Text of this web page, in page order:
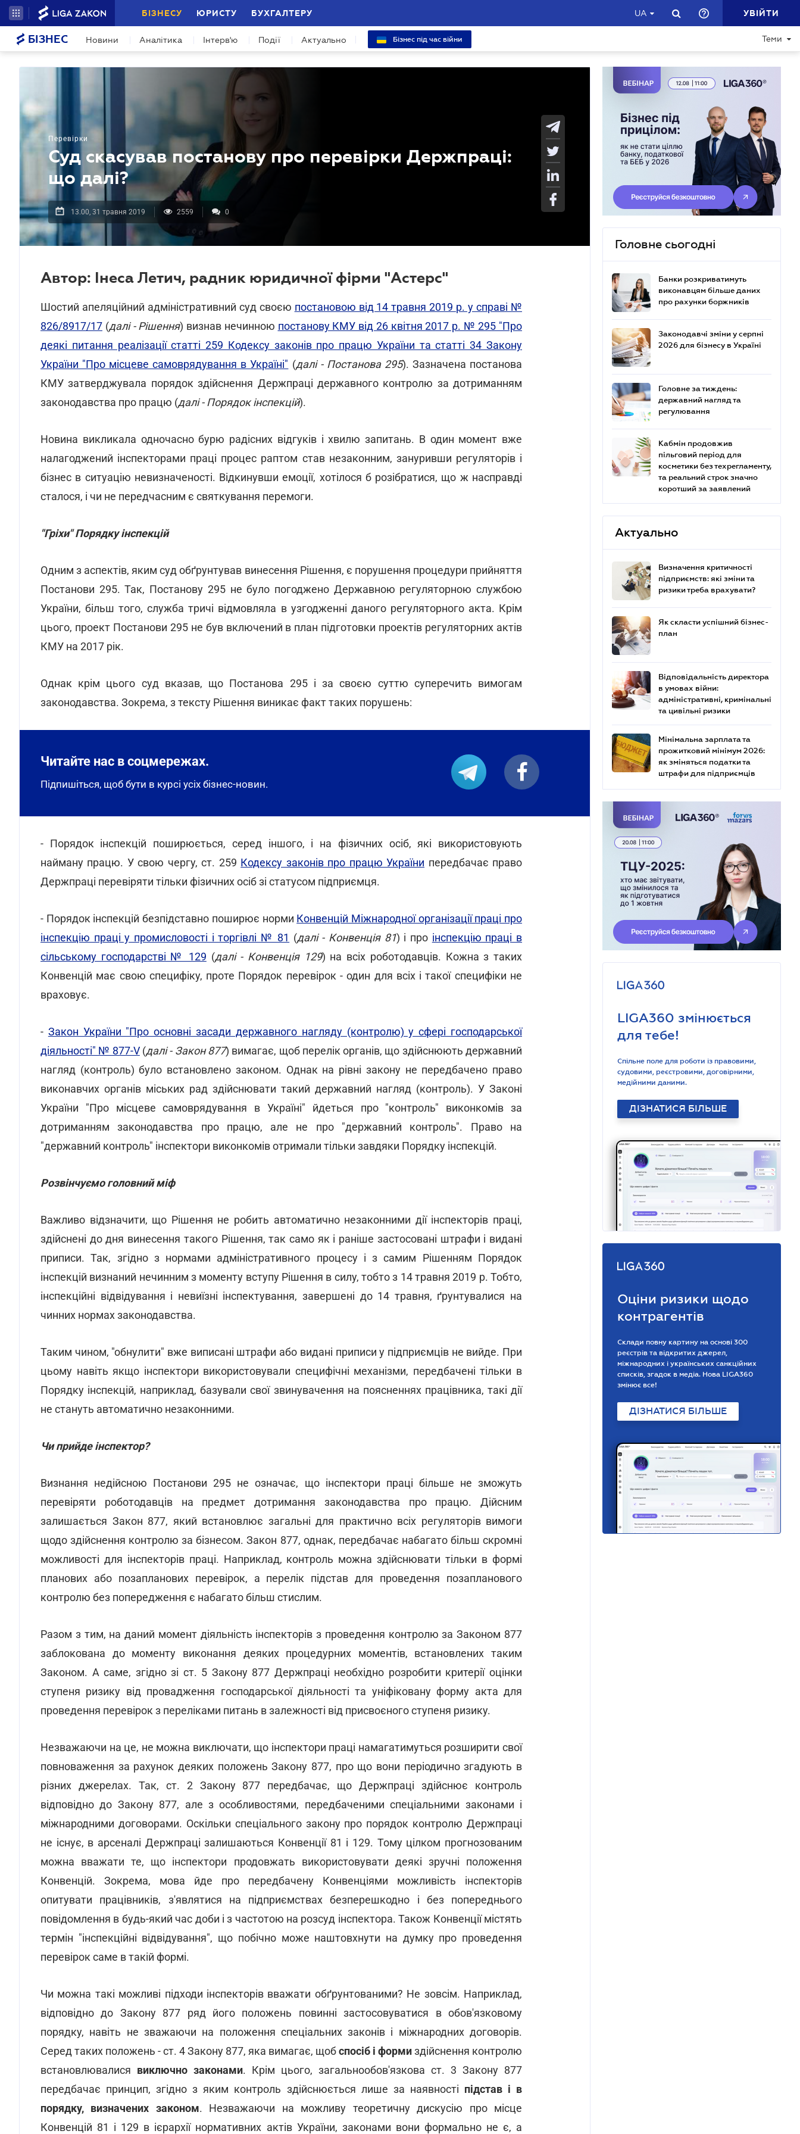
БІЗНЕСУ ЮРИСТУ БУХГАЛТЕРУ UA УВІЙТИ
БІЗНЕС Новини Аналітика Інтерв'ю Події Актуально Бізнес під час війни Теми
Перевірки
Суд скасував постанову про перевірки Держпраці:
що далі?
13.00, 31 травня 2019 2559 0
Автор: Інеса Летич, радник юридичної фірми "Астерс"
Шостий апеляційний адміністративний суд своєю постановою від 14 травня 2019 р. у справі №
826/8917/17 (далі - Рішення) визнав нечинною постанову КМУ від 26 квітня 2017 р. № 295 "Про
деякі питання реалізації статті 259 Кодексу законів про працю України та статті 34 Закону
України "Про місцеве самоврядування в Україні" (далі - Постанова 295). Зазначена постанова
КМУ затверджувала порядок здійснення Держпраці державного контролю за дотриманням
законодавства про працю (далі - Порядок інспекцій).
Новина викликала одночасно бурю радісних відгуків і хвилю запитань. В один момент вже
налагоджений інспекторами праці процес раптом став незаконним, зануривши регуляторів і
бізнес в ситуацію невизначеності. Відкинувши емоції, хотілося б розібратися, що ж насправді
сталося, і чи не передчасним є святкування перемоги.
"Гріхи" Порядку інспекцій
Одним з аспектів, яким суд обґрунтував винесення Рішення, є порушення процедури прийняття
Постанови 295. Так, Постанову 295 не було погоджено Державною регуляторною службою
України, більш того, служба тричі відмовляла в узгодженні даного регуляторного акта. Крім
цього, проект Постанови 295 не був включений в план підготовки проектів регуляторних актів
КМУ на 2017 рік.
Однак крім цього суд вказав, що Постанова 295 і за своєю суттю суперечить вимогам
законодавства. Зокрема, з тексту Рішення виникає факт таких порушень:
Читайте нас в соцмережах.
Підпишіться, щоб бути в курсі усіх бізнес-новин.
- Порядок інспекцій поширюється, серед іншого, і на фізичних осіб, які використовують
найману працю. У свою чергу, ст. 259 Кодексу законів про працю України передбачає право
Держпраці перевіряти тільки фізичних осіб зі статусом підприємця.
- Порядок інспекцій безпідставно поширює норми Конвенцій Міжнародної організації праці про
інспекцію праці у промисловості і торгівлі № 81 (далі - Конвенція 81) і про інспекцію праці в
сільському господарстві № 129 (далі - Конвенція 129) на всіх роботодавців. Кожна з таких
Конвенцій має свою специфіку, проте Порядок перевірок - один для всіх і такої специфіки не
враховує.
- Закон України "Про основні засади державного нагляду (контролю) у сфері господарської
діяльності" № 877-V(далі - Закон 877) вимагає, щоб перелік органів, що здійснюють державний
нагляд (контроль) було встановлено законом. Однак на рівні закону не передбачено право
виконавчих органів міських рад здійснювати такий державний нагляд (контроль). У Законі
України "Про місцеве самоврядування в Україні" йдеться про "контроль" виконкомів за
дотриманням законодавства про працю, але не про "державний контроль". Право на
"державний контроль" інспектори виконкомів отримали тільки завдяки Порядку інспекцій.
Розвінчуємо головний міф
Важливо відзначити, що Рішення не робить автоматично незаконними дії інспекторів праці,
здійснені до дня винесення такого Рішення, так само як і раніше застосовані штрафи і видані
приписи. Так, згідно з нормами адміністративного процесу і з самим Рішенням Порядок
інспекцій визнаний нечинним з моменту вступу Рішення в силу, тобто з 14 травня 2019 р. Тобто,
інспекційні відвідування і невиїзні інспектування, завершені до 14 травня, ґрунтувалися на
чинних нормах законодавства.
Таким чином, "обнулити" вже виписані штрафи або видані приписи у підприємців не вийде. При
цьому навіть якщо інспектори використовували специфічні механізми, передбачені тільки в
Порядку інспекцій, наприклад, базували свої звинувачення на поясненнях працівника, такі дії
не стануть автоматично незаконними.
Чи прийде інспектор?
Визнання недійсною Постанови 295 не означає, що інспектори праці більше не зможуть
перевіряти роботодавців на предмет дотримання законодавства про працю. Дійсним
залишається Закон 877, який встановлює загальні для практично всіх регуляторів вимоги
щодо здійснення контролю за бізнесом. Закон 877, однак, передбачає набагато більш скромні
можливості для інспекторів праці. Наприклад, контроль можна здійснювати тільки в формі
планових або позапланових перевірок, а перелік підстав для проведення позапланового
контролю без попередження є набагато більш стислим.
Разом з тим, на даний момент діяльність інспекторів з проведення контролю за Законом 877
заблокована до моменту виконання деяких процедурних моментів, встановлених таким
Законом. А саме, згідно зі ст. 5 Закону 877 Держпраці необхідно розробити критерії оцінки
ступеня ризику від провадження господарської діяльності та уніфіковану форму акта для
проведення перевірок з переліками питань в залежності від присвоєного ступеня ризику.
Незважаючи на це, не можна виключати, що інспектори праці намагатимуться розширити свої
повноваження за рахунок деяких положень Закону 877, про що вони періодично згадують в
різних джерелах. Так, ст. 2 Закону 877 передбачає, що Держпраці здійснює контроль
відповідно до Закону 877, але з особливостями, передбаченими спеціальними законами і
міжнародними договорами. Оскільки спеціального закону про порядок контролю Держпраці
не існує, в арсеналі Держпраці залишаються Конвенції 81 і 129. Тому цілком прогнозованим
можна вважати те, що інспектори продовжать використовувати деякі зручні положення
Конвенцій. Зокрема, мова йде про передбачену Конвенціями можливість інспекторів
опитувати працівників, з'являтися на підприємствах безперешкодно і без попереднього
повідомлення в будь-який час доби і з частотою на розсуд інспектора. Також Конвенції містять
термін "інспекційні відвідування", що побічно може наштовхнути на думку про проведення
перевірок саме в такій формі.
Чи можна такі можливі підходи інспекторів вважати обґрунтованими? Не зовсім. Наприклад,
відповідно до Закону 877 ряд його положень повинні застосовуватися в обов'язковому
порядку, навіть не зважаючи на положення спеціальних законів і міжнародних договорів.
Серед таких положень - ст. 4 Закону 877, яка вимагає, щобспосіб і формиздійснення контролю
встановлювалися виключно законами. Крім цього, загальнообов'язкова ст. 3 Закону 877
передбачає принцип, згідно з яким контроль здійснюється лише за наявності підстав і в
порядку, визначених законом. Незважаючи на можливу теоретичну дискусію про місце
Конвенцій 81 і 129 в ієрархії нормативних актів України, законами вони формально не є, а
Головне сьогодні
Банки розкриватимуть
виконавцям більше даних
про рахунки боржників
Законодавчі зміни у серпні
2026 для бізнесу в Україні
Головне за тиждень:
державний нагляд та
регулювання
Кабмін продовжив
пільговий період для
косметики без техрегламенту,
та реальний строк значно
коротший за заявлений
Актуально
Визначення критичності
підприємств: які зміни та
ризики треба врахувати?
Як скласти успішний бізнес-
план
Відповідальність директора
в умовах війни:
адміністративні, кримінальні
та цивільні ризики
Мінімальна зарплата та
прожитковий мінімум 2026:
як зміняться податки та
штрафи для підприємців
LIGA360 змінюється
для тебе!
Спільне поле для роботи із правовими,
судовими, реєстровими, договірними,
медійними даними.
ДІЗНАТИСЯ БІЛЬШЕ
Оціни ризики щодо
контрагентів
Склади повну картину на основі 300
реєстрів та відкритих джерел,
міжнародних і українських санкційних
списків, згадок в медіа. Нова LIGA360
змінює все!
ДІЗНАТИСЯ БІЛЬШЕ